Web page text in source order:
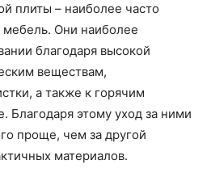
плиты – наиболее часто
мебель. Они наиболее
благодаря высокой
веществам,
а также к горячим
Благодаря этому уход за ними
проще, чем за другой
материалов.